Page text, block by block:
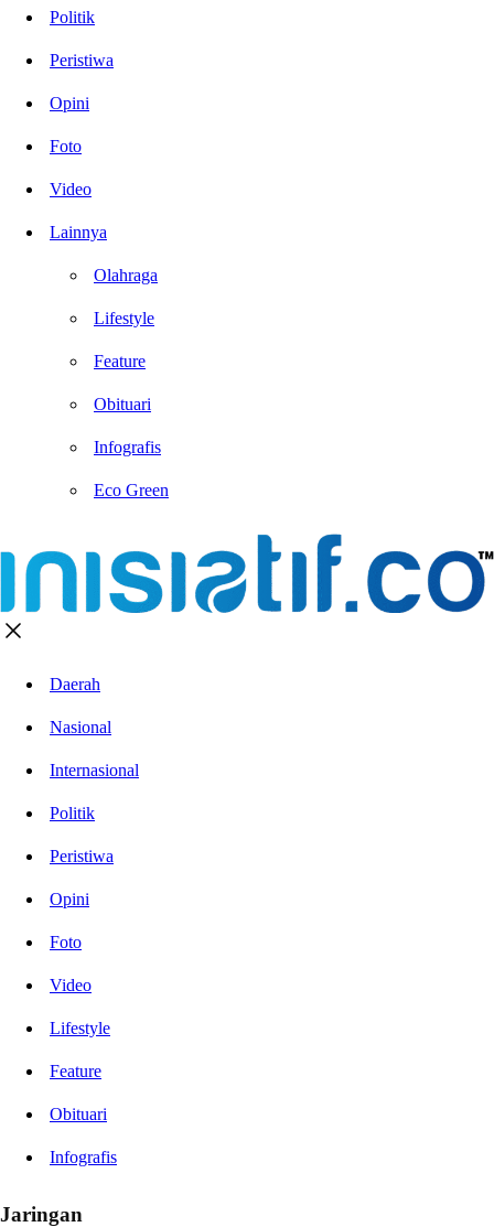
Politik
Peristiwa
Opini
Foto
Video
Lainnya
Olahraga
Lifestyle
Feature
Obituari
Infografis
Eco Green
Daerah
Nasional
Internasional
Politik
Peristiwa
Opini
Foto
Video
Lifestyle
Feature
Obituari
Infografis
Jaringan